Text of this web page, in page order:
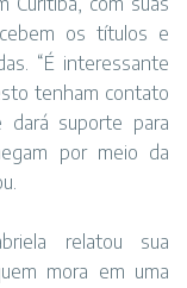
os títulos e
“É interessante
tenham contato
dará suporte para
por meio da
relatou sua
mora em uma